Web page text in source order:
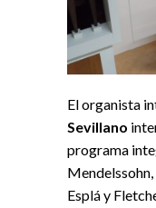
El organista
Sevillano
programa
Esplá y